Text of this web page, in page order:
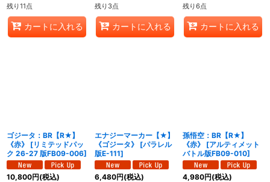
残り11点
カートに入れる
残り3点
カートに入れる
残り6点
カートに入れる
ゴジータ：BR【R★】
《赤》
[リミテッドパッ
ク 26-27 版FB09-006]
10,800円(税込)
エナジーマーカー【★】
《ゴジータ》
[パラレル
版E-111]
6,480円(税込)
孫悟空：BR【R★】
《赤》
[アルティメット
バトル版FB09-010]
4,980円(税込)